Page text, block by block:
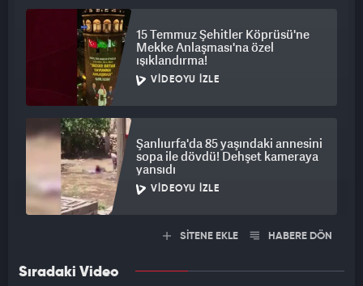
15 Temmuz Şehitler Köprüsü'ne
Mekke Anlaşması'na özel
ışıklandırma!
VIDEOYU İZLE
Şanlıurfa'da 85 yaşındaki annesini
sopa ile dövdü! Dehşet kameraya
yansıdı
VIDEOYU İZLE
SİTENE EKLE HABERE DÖN
Sıradaki Video